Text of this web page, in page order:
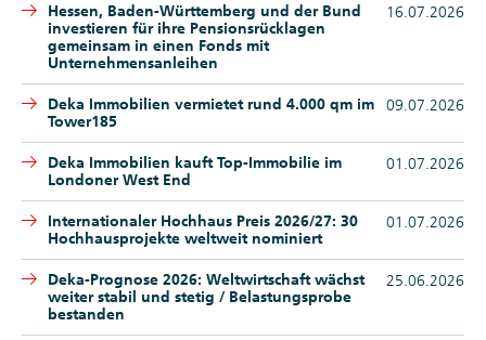
Hessen, Baden-Württemberg und der Bund
investieren für ihre Pensionsrücklagen
gemeinsam in einen Fonds mit
Unternehmensanleihen
16.07.2026
Deka Immobilien vermietet rund 4.000 qm im
Tower185
09.07.2026
Deka Immobilien kauft Top-Immobilie im
Londoner West End
01.07.2026
Internationaler Hochhaus Preis 2026/27: 30
Hochhausprojekte weltweit nominiert
01.07.2026
Deka-Prognose 2026: Weltwirtschaft wächst
weiter stabil und stetig / Belastungsprobe
bestanden
25.06.2026